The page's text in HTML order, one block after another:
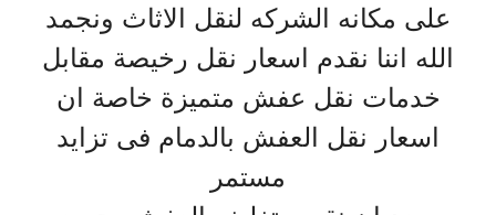
على مكانه الشركه لنقل الاثاث ونجمد
الله اننا نقدم اسعار نقل رخيصة مقابل
خدمات نقل عفش متميزة خاصة ان
اسعار نقل العفش بالدمام فى تزايد
مستمر